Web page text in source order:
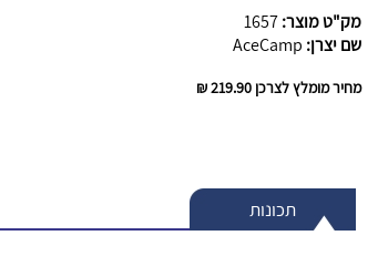
מק"ט מוצר:1657
שם יצרן: AceCamp
מחיר מומלץ לצרכן 219.90 ₪
תכונות